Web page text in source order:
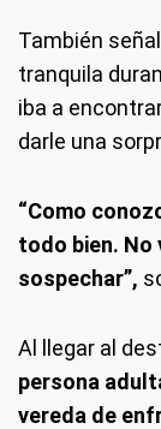
También
tranquila
iba a
darle una
“Como
todo bien. No
sospechar”,
Al llegar al
persona
vereda de